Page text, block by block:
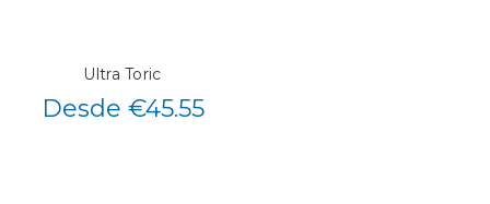
Ultra Toric
Desde €45.55